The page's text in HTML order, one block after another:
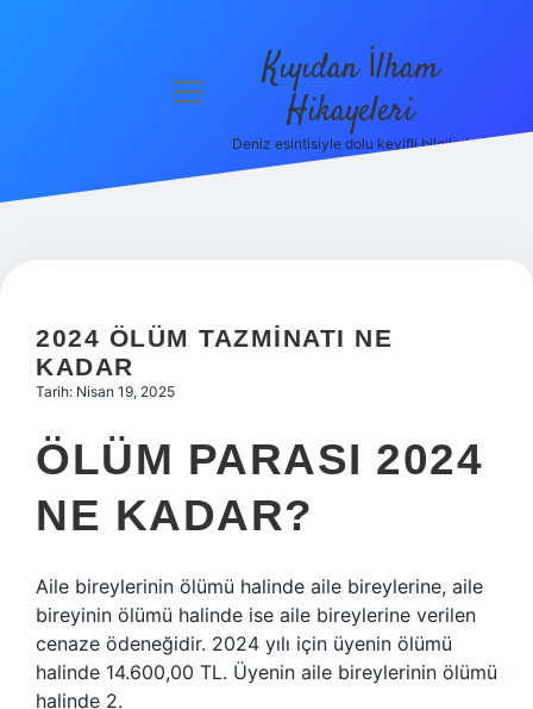
Hakkımızda
menüyü
Kıyıdan İlham
Hikayeleri
Deniz esintisiyle dolu keyifli bilgiler!
2024 ÖLÜM TAZMINATI NE
KADAR
Tarih: Nisan 19, 2025
ÖLÜM PARASI 2024
NE KADAR?
Aile bireylerinin ölümü halinde aile bireylerine, aile
bireyinin ölümü halinde ise aile bireylerine verilen
cenaze ödeneğidir. 2024 yılı için üyenin ölümü
halinde 14.600,00 TL. Üyenin aile bireylerinin ölümü
halinde 2.